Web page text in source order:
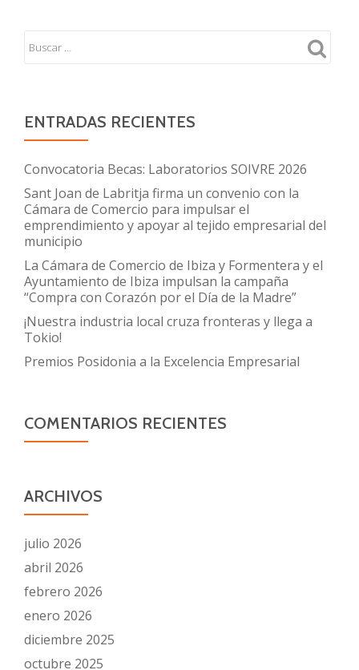
ENTRADAS RECIENTES
Convocatoria Becas: Laboratorios SOIVRE 2026
Sant Joan de Labritja firma un convenio con la
Cámara de Comercio para impulsar el
emprendimiento y apoyar al tejido empresarial del
municipio
La Cámara de Comercio de Ibiza y Formentera y el
Ayuntamiento de Ibiza impulsan la campaña
“Compra con Corazón por el Día de la Madre”
¡Nuestra industria local cruza fronteras y llega a
Tokio!
Premios Posidonia a la Excelencia Empresarial
COMENTARIOS RECIENTES
ARCHIVOS
julio 2026
abril 2026
febrero 2026
enero 2026
diciembre 2025
octubre 2025